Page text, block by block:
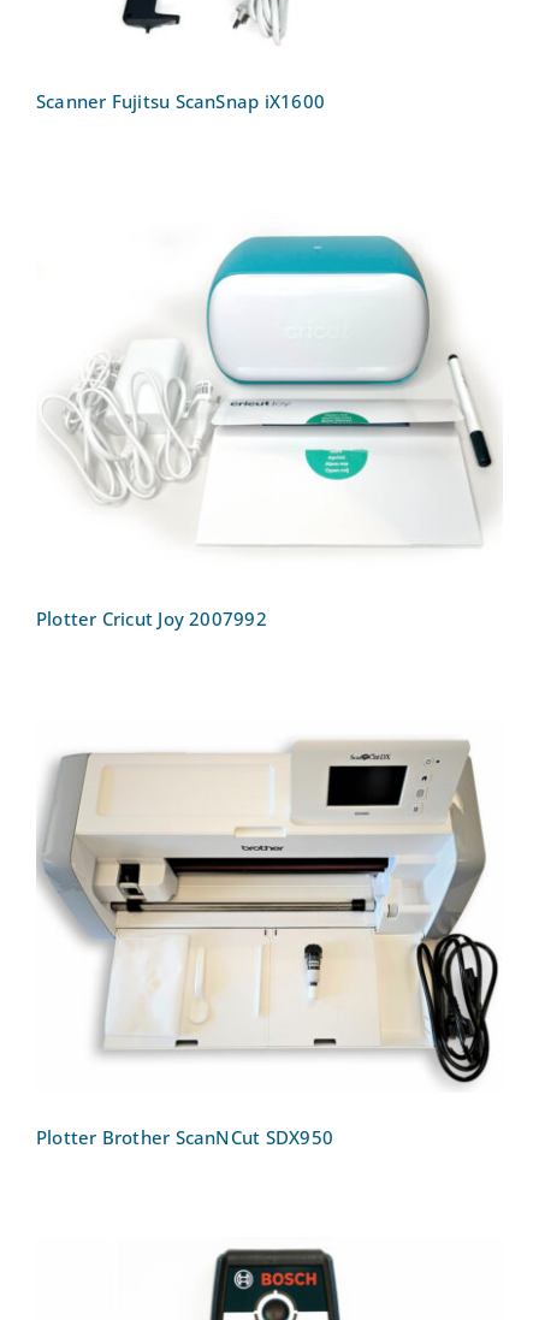
Scanner Fujitsu ScanSnap iX1600
Plotter Cricut Joy 2007992
Plotter Cricut Joy 2007992
Plotter Brother ScanNCut SDX950
Plotter Brother ScanNCut SDX950